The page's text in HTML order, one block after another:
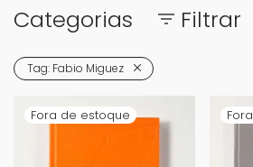
Categorias Filtrar
Tag: Fabio Miguez